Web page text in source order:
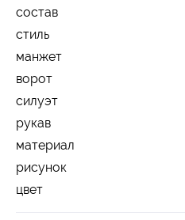
состав
стиль
манжет
ворот
силуэт
рукав
материал
рисунок
цвет